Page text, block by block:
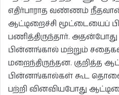
எதிர்பாராத வண்ணம்
ஆட்டிறைச்சி மூட்டையைப்
பணித்திருந்தார்.
பின்னங்கால் மற்றும்
மறைந்திருந்தன. குறித்த
பின்னங்கால்கள் கூட
பற்றி வினவியபோது